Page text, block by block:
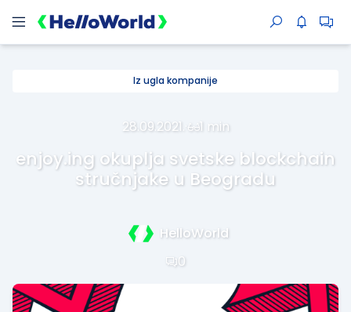
Iz ugla kompanije
28.09.2021. 1 min
enjoy.ing okuplja svetske blockchain
stručnjake u Beogradu
HelloWorld
0